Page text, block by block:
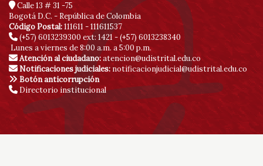
Calle 13 # 31 -75
Bogotá D.C. - República de Colombia
Código Postal:111611 - 111611537
(+57) 6013239300 ext: 1421 - (+57) 6013238340
Lunes a viernes de 8:00 a.m. a 5:00 p.m.
Atención al ciudadano:atencion@udistrital.edu.co
Notificaciones judiciales: notificacionjudicial@udistrital.edu.co
Botón anticorrupción
Directorio institucional